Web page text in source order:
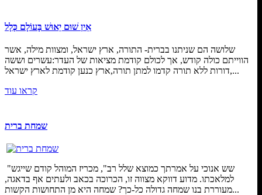
אֵין שׁוּם יֵאוּשׁ בָּעוֹלָם כְּלָל
שלושה הם שניתנו בברית- התורה, ארץ ישראל, ומצוות מילה, אשר
הווייתם כולה קודש, אך לכולם קודמת מציאות של העדר:עשרים וששה
דורות ללא תורה קדמו למתן תורה,ארץ כנען קודמת לארץ ישראל,...
קראו עוד
שמחת ברית
"שש אנוכי על אמרתך כמוצא שלל רב", מכריז המוהל קודם שייגש
למלאכתו. מדוע דווקא מצווה זו, הכרוכה בכאב ולעתים אף בדאגה,
מעוררת בנו שמחה גדולה כל-כך? שמחה היא מן התחושות הקשות...